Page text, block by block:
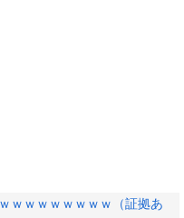
ｗｗｗｗｗｗｗｗ（証拠あ